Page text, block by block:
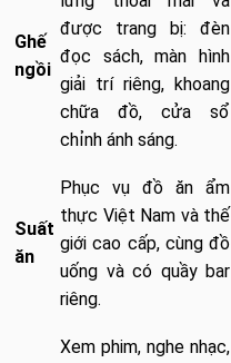
Ghế
ngồi
được trang bị: đèn
đọc sách, màn hình
giải trí riêng, khoang
chữa đồ, cửa sổ
chỉnh ánh sáng.
Suất
ăn
Phục vụ đồ ăn ẩm
thực Việt Nam và thế
giới cao cấp, cùng đồ
uống và có quầy bar
riêng.
Xem phim, nghe nhạc,